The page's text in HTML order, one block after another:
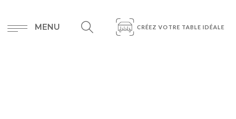
MENU CRÉEZ VOTRE TABLE IDÉALE